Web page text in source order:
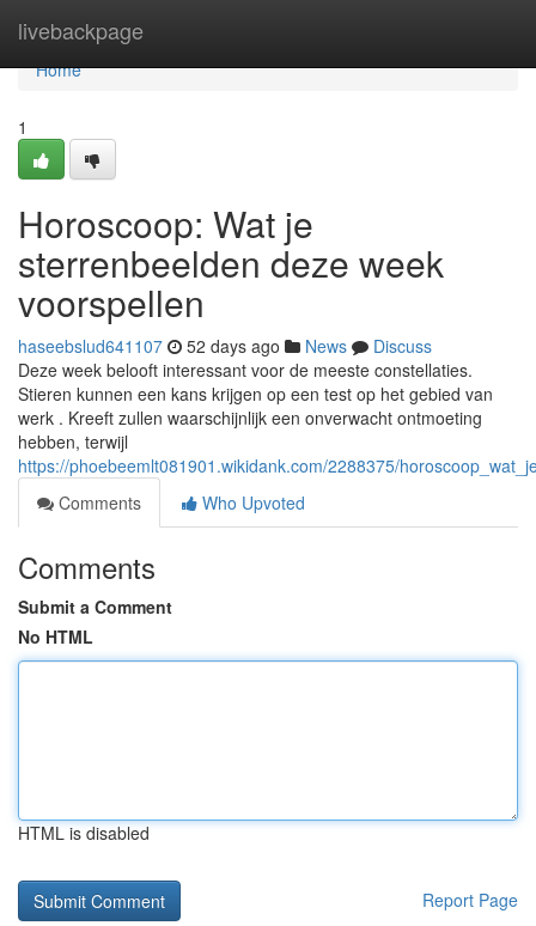
livebackpage
Home
Home
1
Horoscoop: Wat je
sterrenbeelden deze week
voorspellen
haseebslud641107 52 days ago News
Discuss
Deze week belooft interessant voor de meeste constellaties.
Stieren kunnen een kans krijgen op een test op het gebied van
werk . Kreeft zullen waarschijnlijk een onverwacht ontmoeting
hebben, terwijl
https://phoebeemlt081901.wikidank.com/2288375/
Comments
Who Upvoted
Comments
Submit a Comment
No HTML
HTML is disabled
Report Page